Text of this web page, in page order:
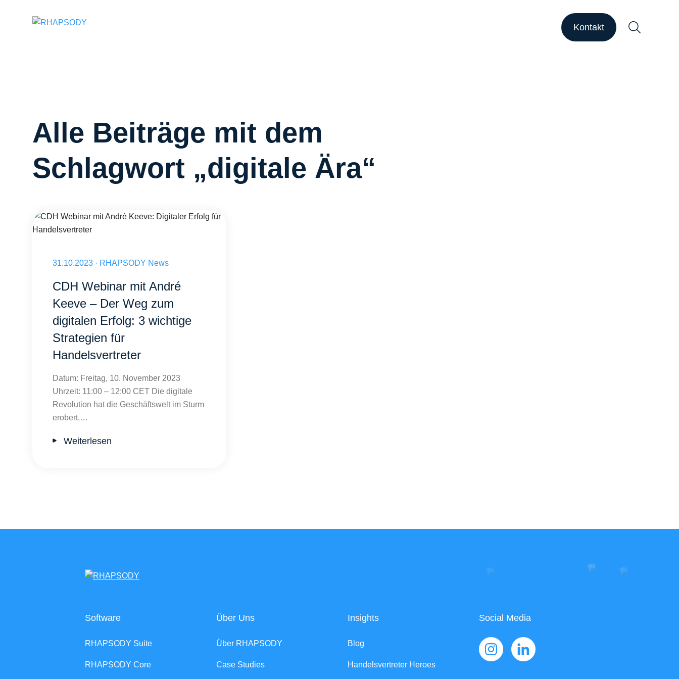
Kontakt
Alle Beiträge mit dem
Schlagwort „digitale Ära“
Veröffentlicht am 31.10.2023
31.10.2023 · RHAPSODY News
CDH Webinar mit André
Keeve – Der Weg zum
digitalen Erfolg: 3 wichtige
Strategien für
Handelsvertreter
Datum: Freitag, 10. November 2023
Uhrzeit: 11:00 – 12:00 CET Die digitale
Revolution hat die Geschäftswelt im Sturm
erobert,…
Weiterlesen
Software
RHAPSODY Suite
RHAPSODY Core
Über Uns
Über RHAPSODY
Case Studies
Insights
Blog
Handelsvertreter Heroes
Social Media